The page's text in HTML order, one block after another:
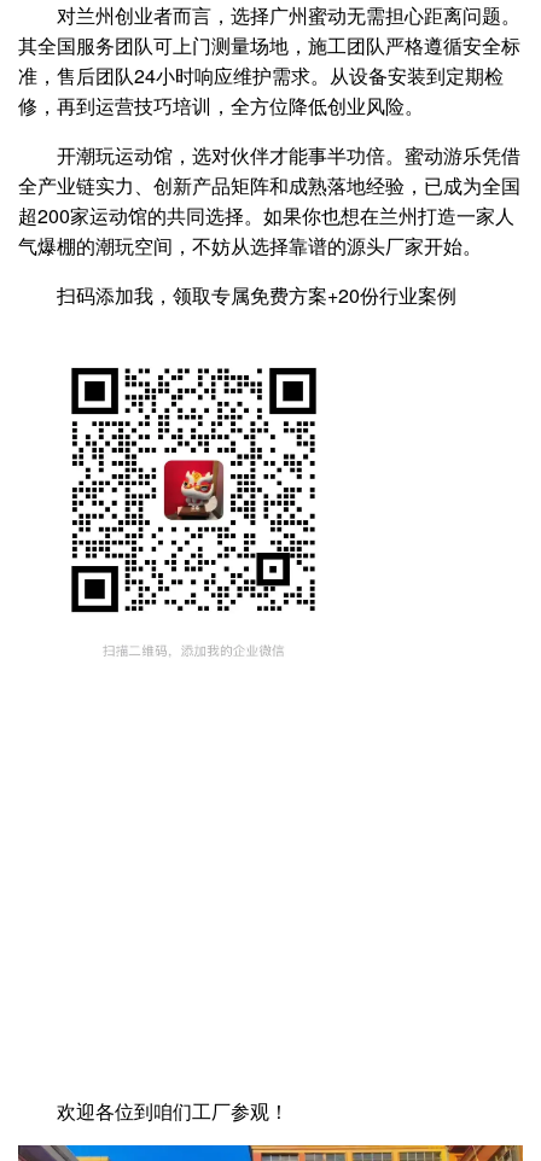
对兰州创业者而言，选择广州蜜动无需担心距离问题。
其全国服务团队可上门测量场地，施工团队严格遵循安全标
准，售后团队24小时响应维护需求。从设备安装到定期检
修，再到运营技巧培训，全方位降低创业风险。
开潮玩运动馆，选对伙伴才能事半功倍。蜜动游乐凭借
全产业链实力、创新产品矩阵和成熟落地经验，已成为全国
超200家运动馆的共同选择。如果你也想在兰州打造一家人
气爆棚的潮玩空间，不妨从选择靠谱的源头厂家开始。
扫码添加我，领取专属免费方案+20份行业案例
欢迎各位到咱们工厂参观！